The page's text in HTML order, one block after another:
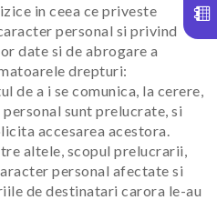
in ceea ce priveste
personal si privind
date si de abrogare a
drepturi:
de a i se comunica, la cerere,
sunt prelucrate, si
accesarea acestora.
altele, scopul prelucrarii,
personal afectate si
de destinatari carora le-au